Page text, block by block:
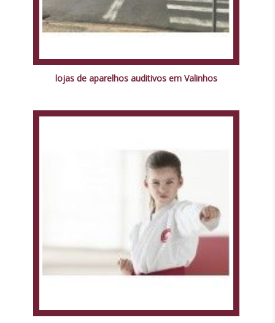
lojas de aparelhos auditivos em Valinhos